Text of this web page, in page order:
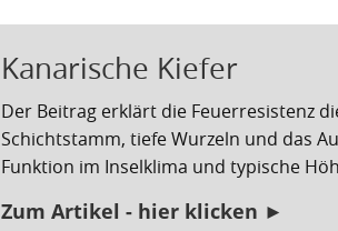
Kanarische Kiefer
Der Beitrag erklärt die Feuerresistenz
Schichtstamm, tiefe Wurzeln und das
Funktion im Inselklima und typische
Zum Artikel - hier klicken ►